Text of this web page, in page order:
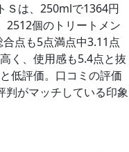
Ｓは、250mlで1364円
2512個のトリートメン
点も5点満点中3.11点
く、使用感も5.4点と抜
低評価。口コミの評価
判がマッチしている印象